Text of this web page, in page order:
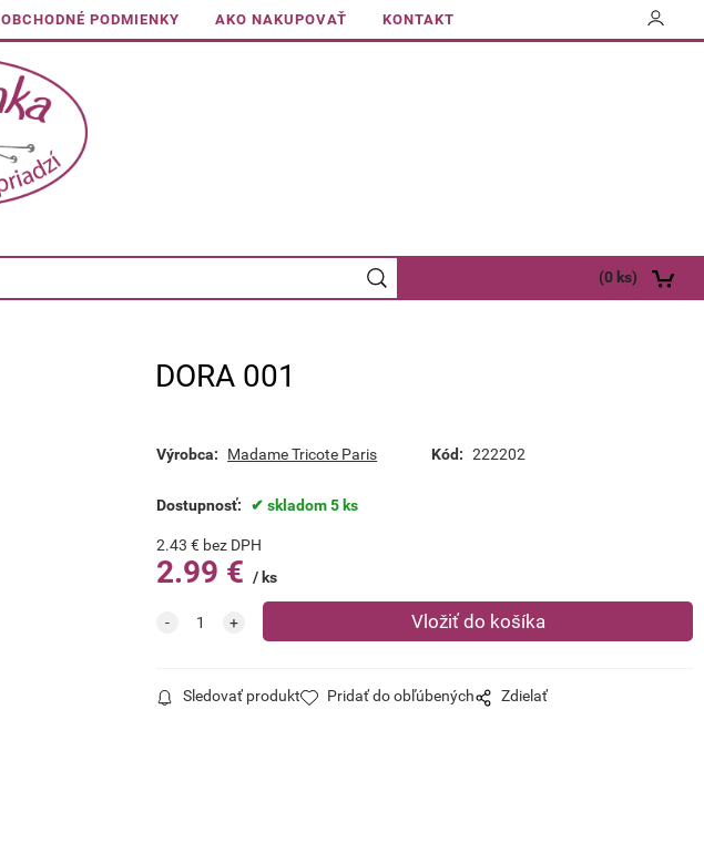
OBCHODNÉ PODMIENKY AKO NAKUPOVAŤ KONTAKT
(0 ks)
DORA 001
Výrobca: Madame Tricote Paris Kód: 222202
Dostupnosť: skladom 5 ks
2.43 € bez DPH
2.99 € ks
Sledovať produkt Pridať do obľúbených Zdielať